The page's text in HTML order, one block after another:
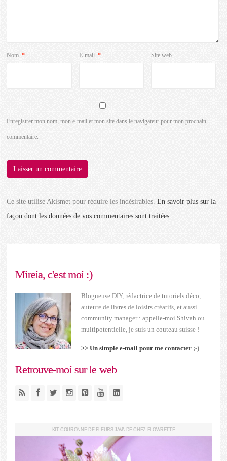
Nom * E-mail * Site web
Enregistrer mon nom, mon e-mail et mon site dans le navigateur pour mon prochain
commentaire.
Ce site utilise Akismet pour réduire les indésirables.En savoir plus sur la
façon dont les données de vos commentaires sont traitées.
Mireia, c'est moi :)
Blogueuse DIY, rédactrice de tutoriels déco,
auteure de livres de loisirs créatifs, et aussi
community manager : appelle-moi Shivah ou
multipotentielle, je suis un couteau suisse !
>> Un simple e-mail pour me contacter ;-)
Retrouve-moi sur le web
KIT COURONNE DE FLEURS JAVA DE CHEZ FLOWRETTE